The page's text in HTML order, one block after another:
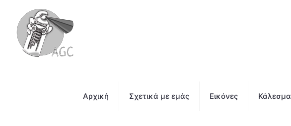
Αρχική Σχετικά με εμάς Εικόνες Κάλεσμα